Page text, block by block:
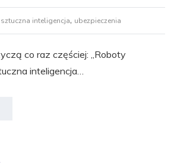
sztuczna inteligencja, ubezpieczenia
co raz częściej: „Roboty
inteligencja…